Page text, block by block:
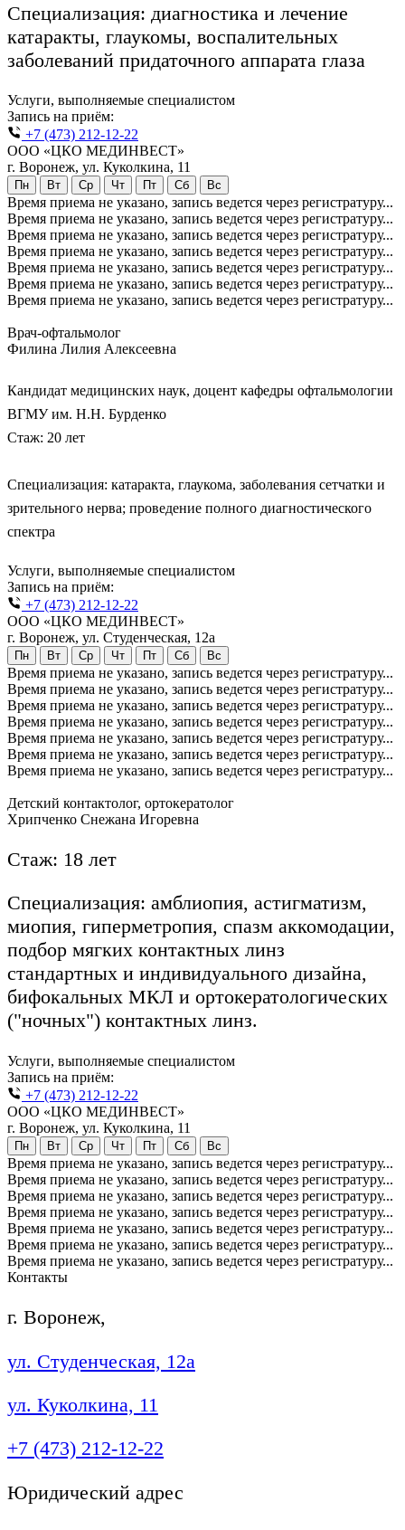
Специализация: диагностика и лечение
катаракты, глаукомы, воспалительных
заболеваний придаточного аппарата глаза
Услуги, выполняемые специалистом
Запись на приём:
+7 (473) 212-12-22
ООО «ЦКО МЕДИНВЕСТ»
г. Воронеж, ул. Куколкина, 11
Пн Вт Ср Чт Пт Сб Вс
Время приема не указано, запись ведется через регистратуру...
Время приема не указано, запись ведется через регистратуру...
Время приема не указано, запись ведется через регистратуру...
Время приема не указано, запись ведется через регистратуру...
Время приема не указано, запись ведется через регистратуру...
Время приема не указано, запись ведется через регистратуру...
Время приема не указано, запись ведется через регистратуру...
Врач-офтальмолог
Филина Лилия Алексеевна
Кандидат медицинских наук, доцент кафедры офтальмологии
ВГМУ им. Н.Н. Бурденко
Стаж: 20 лет
Специализация: катаракта, глаукома, заболевания сетчатки и
зрительного нерва; проведение полного диагностического
спектра
Услуги, выполняемые специалистом
Запись на приём:
+7 (473) 212-12-22
ООО «ЦКО МЕДИНВЕСТ»
г. Воронеж, ул. Студенческая, 12а
Пн Вт Ср Чт Пт Сб Вс
Время приема не указано, запись ведется через регистратуру...
Время приема не указано, запись ведется через регистратуру...
Время приема не указано, запись ведется через регистратуру...
Время приема не указано, запись ведется через регистратуру...
Время приема не указано, запись ведется через регистратуру...
Время приема не указано, запись ведется через регистратуру...
Время приема не указано, запись ведется через регистратуру...
Детский контактолог, ортокератолог
Хрипченко Снежана Игоревна
Стаж: 18 лет
Специализация: амблиопия, астигматизм,
миопия, гиперметропия, спазм аккомодации,
подбор мягких контактных линз
стандартных и индивидуального дизайна,
бифокальных МКЛ и ортокератологических
("ночных") контактных линз.
Услуги, выполняемые специалистом
Запись на приём:
+7 (473) 212-12-22
ООО «ЦКО МЕДИНВЕСТ»
г. Воронеж, ул. Куколкина, 11
Пн Вт Ср Чт Пт Сб Вс
Время приема не указано, запись ведется через регистратуру...
Время приема не указано, запись ведется через регистратуру...
Время приема не указано, запись ведется через регистратуру...
Время приема не указано, запись ведется через регистратуру...
Время приема не указано, запись ведется через регистратуру...
Время приема не указано, запись ведется через регистратуру...
Время приема не указано, запись ведется через регистратуру...
Контакты
г. Воронеж,
ул. Студенческая, 12а
ул. Куколкина, 11
+7 (473) 212-12-22
Юридический адрес